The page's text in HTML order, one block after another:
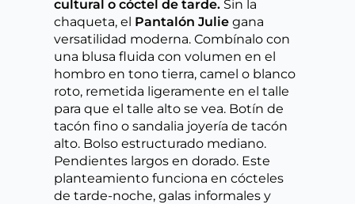
cultural o cóctel de tarde. Sin la
chaqueta, el Pantalón Julie gana
versatilidad moderna. Combínalo con
una blusa fluida con volumen en el
hombro en tono tierra, camel o blanco
roto, remetida ligeramente en el talle
para que el talle alto se vea. Botín de
tacón fino o sandalia joyería de tacón
alto. Bolso estructurado mediano.
Pendientes largos en dorado. Este
planteamiento funciona en cócteles
de tarde-noche, galas informales y